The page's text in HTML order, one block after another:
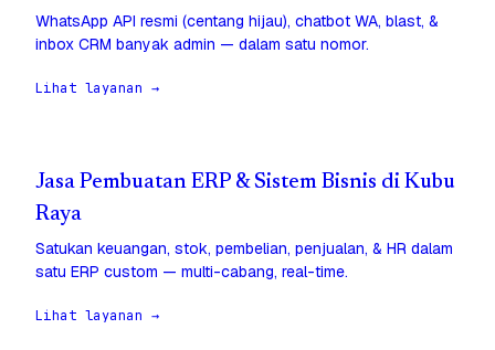
WhatsApp API resmi (centang hijau), chatbot WA, blast, &
inbox CRM banyak admin — dalam satu nomor.
Lihat layanan →
Jasa Pembuatan ERP & Sistem Bisnis di Kubu
Raya
Satukan keuangan, stok, pembelian, penjualan, & HR dalam
satu ERP custom — multi-cabang, real-time.
Lihat layanan →